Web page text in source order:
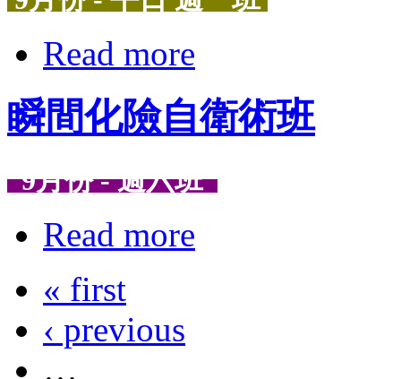
Read more
瞬間化險自衛術班
9月份 - 週六班
Read more
« first
‹ previous
…